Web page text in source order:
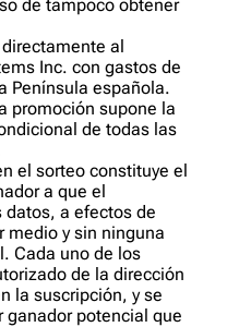
de tampoco obtener
al
Inc. con gastos de
Península española.
promoción supone la
de todas las
el sorteo constituye el
a que el
a efectos de
medio y sin ninguna
Cada uno de los
de la dirección
la suscripción, y se
ganador potencial que